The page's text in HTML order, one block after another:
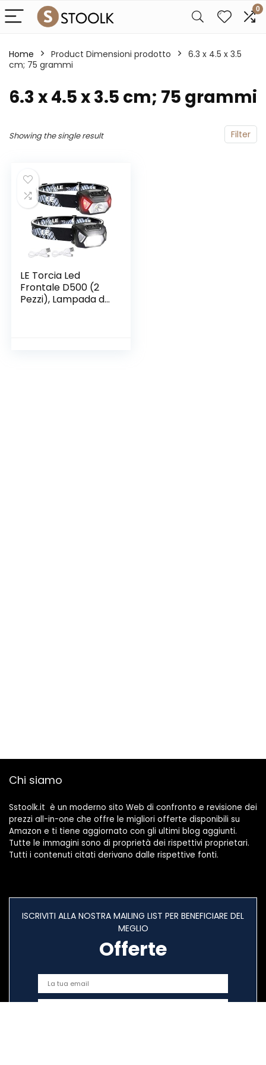
0
Home Product Dimensioni prodotto
‎6.3 x 4.5 x 3.5
cm; 75 grammi
‎6.3 x 4.5 x 3.5 cm; 75 grammi
Filter
Showing the single result
LE Torcia Led
Frontale D500 (2
Pezzi), Lampada da
Chi siamo
Sstoolk.it è un moderno sito Web di confronto e revisione dei
prezzi all-in-one che offre le migliori offerte disponibili su
Amazon e ti tiene aggiornato con gli ultimi blog aggiunti.
Tutte le immagini sono di proprietà dei rispettivi proprietari.
Tutti i contenuti citati derivano dalle rispettive fonti.
ISCRIVITI ALLA NOSTRA MAILING LIST PER BENEFICIARE DEL
MEGLIO
Offerte